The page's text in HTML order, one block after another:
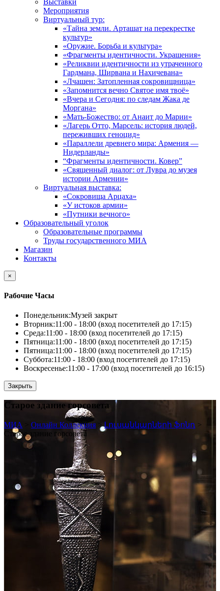
Выставки
Мероприятия
Виртуальный тур:
«Тайна земли. Арташат на перекрестке
культур»
«Оружие. Борьба и культура»
«Фрагменты идентичности. Украшения»
«Реликвии идентичности из утраченного
Гардмана, Ширвана и Нахичевана»
«Лчашен: Затопленная сокровищница»
«Запомнится вечно Святое имя твоё»
«Вчера и Сегодня: по следам Жака де
Моргана»
«Мать-Божество: от Анаит до Марии»
«Лагерь Отто, Марсель: история людей,
переживших геноцид»
«Параллели древнего мира: Армения —
Нидерланды»
“Фрагменты идентичности. Ковер”
«Священный диалог: от Лувра до музея
истории Армении»
Виртуальная выставка:
«Сокровища Арцаха»
«У истоков армии»
«Путники вечного»
Образовательный уголок
Образовательные программы
Труды государственного МИА
Магазин
Контакты
×
Рабочие Часы
Понедельник:Музей закрыт
Вторник:11:00 - 18:00 (вход посетителей до 17:15)
Среда:11:00 - 18:00 (вход посетителей до 17:15)
Пятница:11:00 - 18:00 (вход посетителей до 17:15)
Пятница:11:00 - 18:00 (вход посетителей до 17:15)
Суббота:11:00 - 18:00 (вход посетителей до 17:15)
Воскресенье:11:00 - 17:00 (вход посетителей до 16:15)
Закрыть
Старое здание горсовета
МИА Онлайн Коллекция >Լուսանկարների ֆոնդ >
Старое здание горсовета